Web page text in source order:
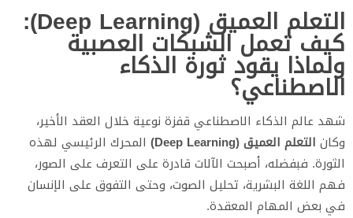
التعلم العميق (Deep Learning):
كيف تعمل الشبكات العصبية
ولماذا يقود ثورة الذكاء
الاصطناعي؟
شهد عالم الذكاء الاصطناعي قفزة نوعية خلال العقد الأخير،
وكان التعلم العميق (Deep Learning)
المحرك الرئيسي لهذه
الثورة. فبفضله، أصبحت الآلات قادرة على التعرف على الصور،
فهم اللغة البشرية، تحليل الصوت، وحتى التفوق على الإنسان
في بعض المهام المعقدة.